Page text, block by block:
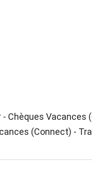
- Chèques Vacances
(Connect) -